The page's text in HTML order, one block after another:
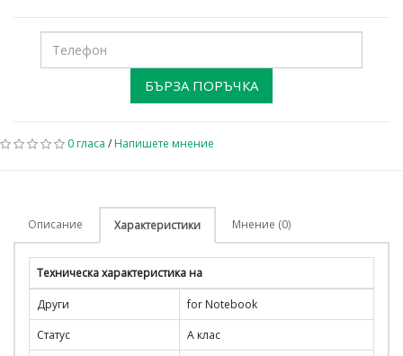
БЪРЗА ПОРЪЧКА
0 гласа /Напишете мнение
Описание Характеристики Мнение (0)
Техническа характеристика на
Други
for Notebook
Статус
А клас